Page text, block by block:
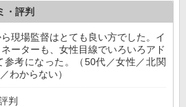
・評判
現場監督はとても良い方でした。イ
ーターも、女性目線でいろいろアド
参考になった。（50代／女性／北関
わからない）
判